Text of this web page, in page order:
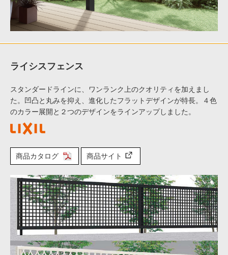
ライシスフェンス
スタンダードラインに、ワンランク上のクオリティを加えまし
た。凹凸と丸みを抑え、進化したフラットデザインが特長。４色
のカラー展開と２つのデザインをラインアップしました。
商品カタログ 商品サイト